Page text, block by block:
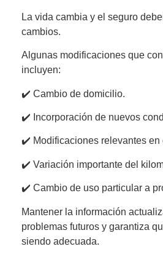
La vida cambia y el seguro
cambios.
Algunas modificaciones que
incluyen:
✔️ Cambio de domicilio.
✔️ Incorporación de nuevos
✔️ Modificaciones relevantes en
✔️ Variación importante del
✔️ Cambio de uso particular a
Mantener la información
problemas futuros y garantiza
siendo adecuada.